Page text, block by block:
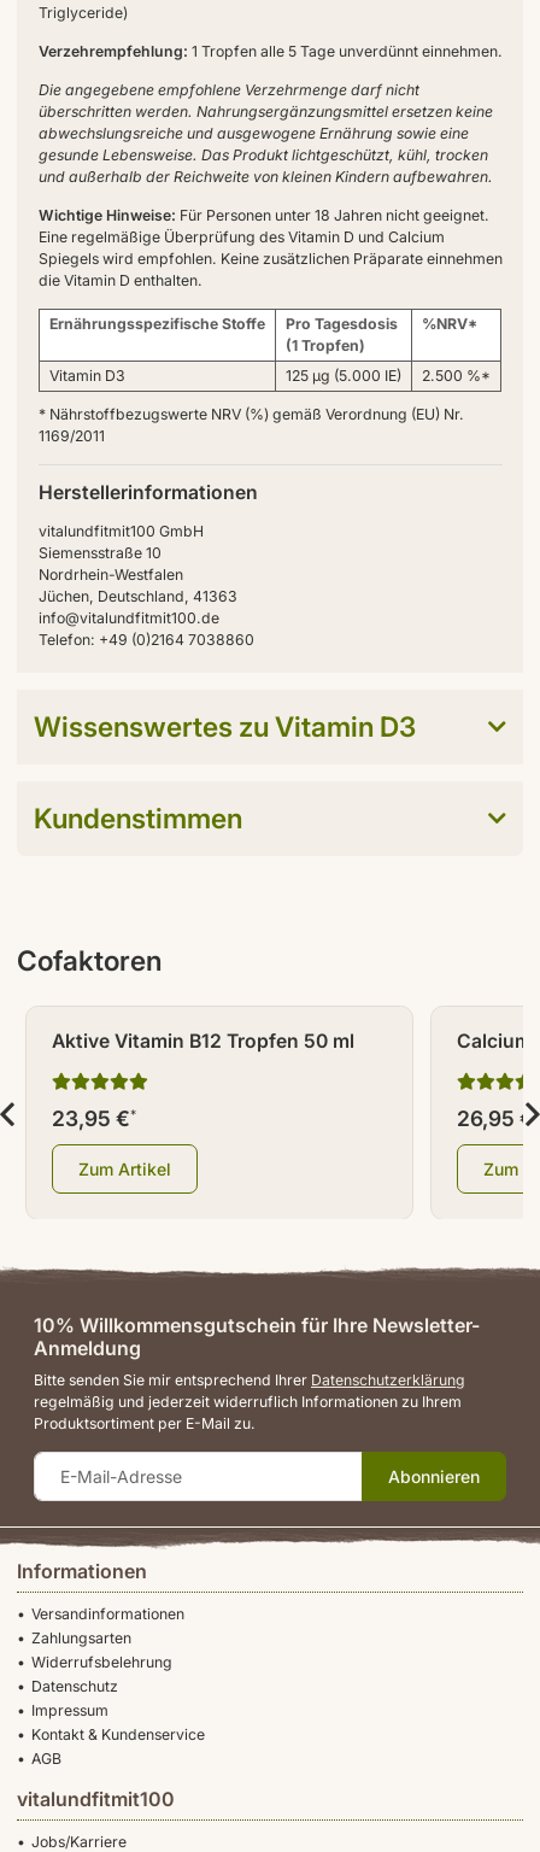
Triglyceride)
Verzehrempfehlung: 1 Tropfen alle 5 Tage unverdünnt einnehmen.
Die angegebene empfohlene Verzehrmenge darf nicht
überschritten werden. Nahrungsergänzungsmittel ersetzen keine
abwechslungsreiche und ausgewogene Ernährung sowie eine
gesunde Lebensweise. Das Produkt lichtgeschützt, kühl, trocken
und außerhalb der Reichweite von kleinen Kindern aufbewahren.
Wichtige Hinweise: Für Personen unter 18 Jahren nicht geeignet.
Eine regelmäßige Überprüfung des Vitamin D und Calcium
Spiegels wird empfohlen. Keine zusätzlichen Präparate einnehmen
die Vitamin D enthalten.
Ernährungsspezifische Stoffe
Pro Tagesdosis
(1 Tropfen)
%NRV*
Vitamin D3 125 µg (5.000 IE) 2.500 %*
* Nährstoffbezugswerte NRV (%) gemäß Verordnung (EU) Nr.
1169/2011
Herstellerinformationen
vitalundfitmit100 GmbH
Siemensstraße 10
Nordrhein-Westfalen
Jüchen, Deutschland, 41363
info@vitalundfitmit100.de
Telefon: +49 (0)2164 7038860
Wissenswertes zu Vitamin D3
Kundenstimmen
Cofaktoren
Aktive Vitamin B12 Tropfen 50 ml
23,95 €*
Zum Artikel
Calcium
Stück
26,95 €*
Zum
Informationen
Versandinformationen
Zahlungsarten
Widerrufsbelehrung
Datenschutz
Impressum
Kontakt & Kundenservice
AGB
vitalundfitmit100
Jobs/Karriere
10% Willkommensgutschein für Ihre Newsletter-
Anmeldung
Bitte senden Sie mir entsprechend Ihrer Datenschutzerklärung
regelmäßig und jederzeit widerruflich Informationen zu Ihrem
Produktsortiment per E-Mail zu.
Abonnieren